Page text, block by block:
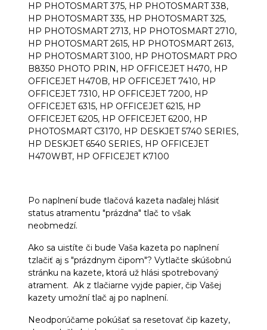
HP PHOTOSMART 375, HP PHOTOSMART 338,
HP PHOTOSMART 335, HP PHOTOSMART 325,
HP PHOTOSMART 2713, HP PHOTOSMART 2710,
HP PHOTOSMART 2615, HP PHOTOSMART 2613,
HP PHOTOSMART 3100, HP PHOTOSMART PRO
B8350 PHOTO PRIN, HP OFFICEJET H470, HP
OFFICEJET H470B, HP OFFICEJET 7410, HP
OFFICEJET 7310, HP OFFICEJET 7200, HP
OFFICEJET 6315, HP OFFICEJET 6215, HP
OFFICEJET 6205, HP OFFICEJET 6200, HP
PHOTOSMART C3170, HP DESKJET 5740 SERIES,
HP DESKJET 6540 SERIES, HP OFFICEJET
H470WBT, HP OFFICEJET K7100
Po naplnení bude tlačová kazeta naďalej hlásiť
status atramentu "prázdna" tlač to však
neobmedzí.
Ako sa uistíte či bude Vaša kazeta po naplnení
tzlačiť aj s "prázdnym čipom"? Vytlačte skúšobnú
stránku na kazete, ktorá už hlási spotrebovaný
atrament. Ak z tlačiarne vyjde papier, čip Vašej
kazety umožní tlač aj po naplnení.
Neodporúčame pokúšať sa resetovať čip kazety,